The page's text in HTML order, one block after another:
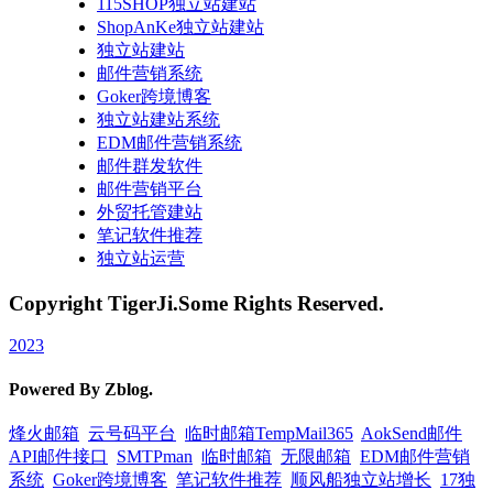
115SHOP独立站建站
ShopAnKe独立站建站
独立站建站
邮件营销系统
Goker跨境博客
独立站建站系统
EDM邮件营销系统
邮件群发软件
邮件营销平台
外贸托管建站
笔记软件推荐
独立站运营
Copyright TigerJi.Some Rights Reserved.
2023
Powered By Zblog.
烽火邮箱 云号码平台 临时邮箱TempMail365 AokSend邮件
API邮件接口
SMTPman 临时邮箱 无限邮箱 EDM邮件营销
系统 Goker跨境博客 笔记软件推荐 顺风船独立站增长 17独